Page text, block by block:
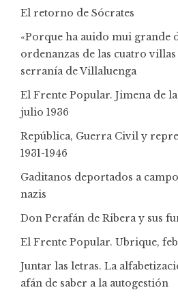
El retorno de Sócrates
«Porque ha auido mui grande
ordenanzas de las cuatro
serranía de Villaluenga
El Frente Popular. Jimena de
julio 1936
República, Guerra Civil y
1931-1946
Gaditanos deportados a
nazis
Don Perafán de Ribera y sus
El Frente Popular. Ubrique,
Juntar las letras. La
afán de saber a la autogestión